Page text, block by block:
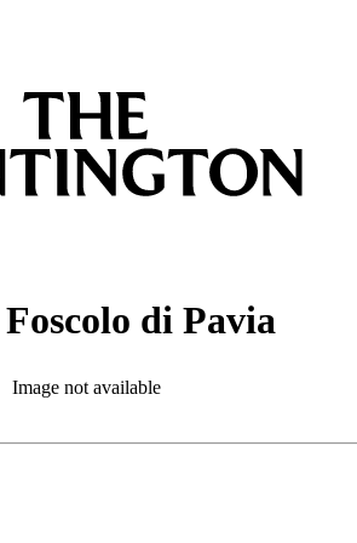
di Pavia
Image not available